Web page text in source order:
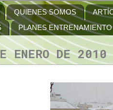
QUIENES SOMOS
PLANES ENTRENAMIENTO
ENERO DE 2010